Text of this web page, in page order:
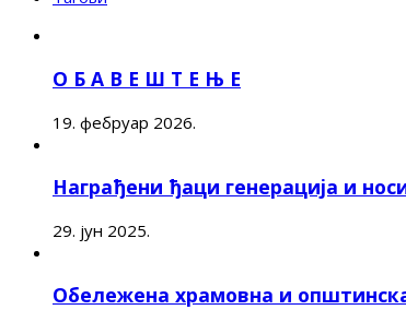
О Б А В Е Ш Т Е Њ Е
19. фебруар 2026.
Награђени ђаци генерација и
29. јун 2025.
Обележена храмовна и